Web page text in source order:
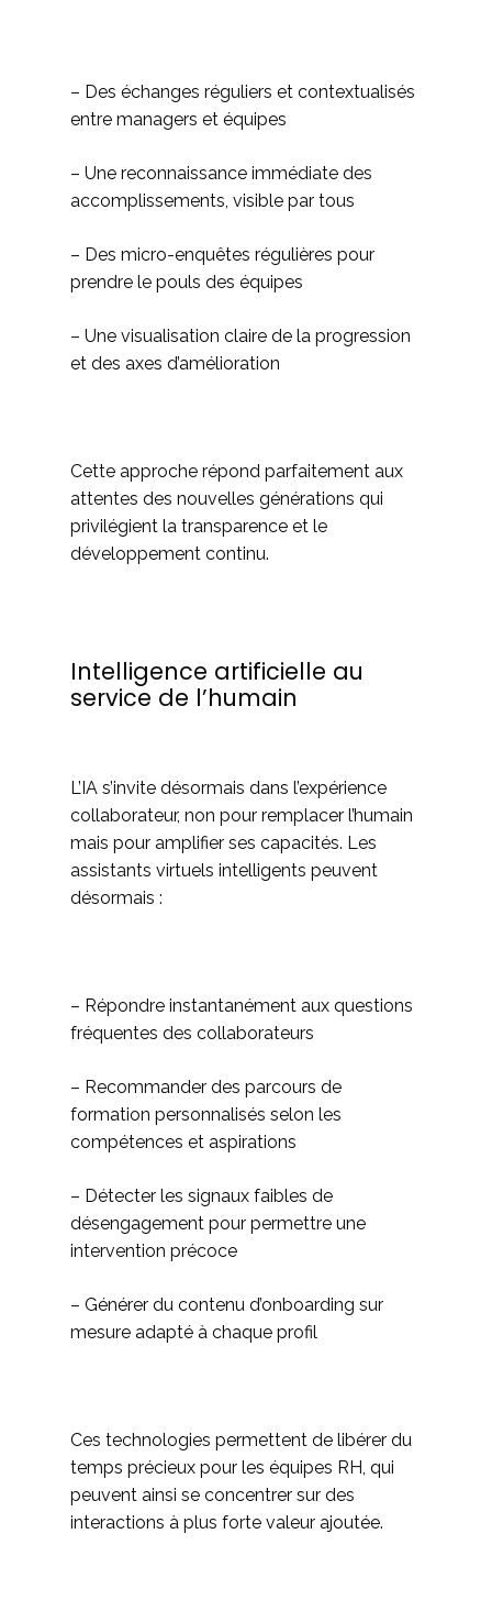
– Des échanges réguliers et contextualisés
entre managers et équipes
– Une reconnaissance immédiate des
accomplissements, visible par tous
– Des micro-enquêtes régulières pour
prendre le pouls des équipes
– Une visualisation claire de la progression
et des axes d’amélioration
Cette approche répond parfaitement aux
attentes des nouvelles générations qui
privilégient la transparence et le
développement continu.
Intelligence artificielle au
service de l’humain
L’IA s’invite désormais dans l’expérience
collaborateur, non pour remplacer l’humain
mais pour amplifier ses capacités. Les
assistants virtuels intelligents peuvent
désormais :
– Répondre instantanément aux questions
fréquentes des collaborateurs
– Recommander des parcours de
formation personnalisés selon les
compétences et aspirations
– Détecter les signaux faibles de
désengagement pour permettre une
intervention précoce
– Générer du contenu d’onboarding sur
mesure adapté à chaque profil
Ces technologies permettent de libérer du
temps précieux pour les équipes RH, qui
peuvent ainsi se concentrer sur des
interactions à plus forte valeur ajoutée.